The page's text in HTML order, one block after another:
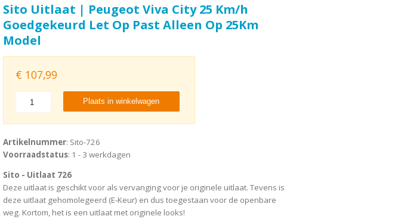
Sito Uitlaat | Peugeot Viva City 25 Km/h
Goedgekeurd Let Op Past Alleen Op 25Km
Model
€ 107,99
Plaats in winkelwagen
Artikelnummer: Sito-726
Voorraadstatus: 1 - 3 werkdagen
Sito - Uitlaat 726
Deze uitlaat is geschikt voor als vervanging voor je originele uitlaat. Tevens is
deze uitlaat gehomolegeerd (E-Keur) en dus toegestaan voor de openbare
weg. Kortom, het is een uitlaat met originele looks!